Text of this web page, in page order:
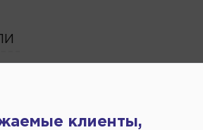
клиенты,